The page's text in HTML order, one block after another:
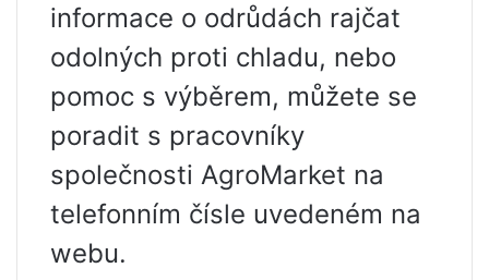
informace o odrůdách rajčat
odolných proti chladu, nebo
pomoc s výběrem, můžete se
poradit s pracovníky
společnosti AgroMarket na
telefonním čísle uvedeném na
webu.